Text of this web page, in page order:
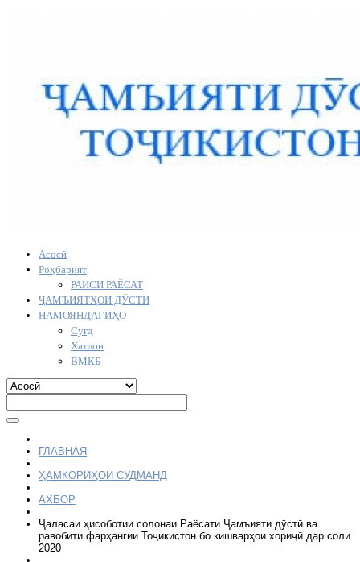
Асосӣ
Роҳбарият
РАИСИ РАЁСАТ
ҶАМЪИЯТҲОИ ДЎСТӢ
НАМОЯНДАГИҲО
Суғд
Хатлон
ВМКБ
ГЛАВНАЯ
ҲАМКОРИҲОИ СУДМАНД
АХБОР
Ҷаласаи ҳисоботии солонаи Раёсати Ҷамъияти дӯстӣ ва
равобити фарҳангии Тоҷикистон бо кишварҳои хориҷӣ дар соли
2020